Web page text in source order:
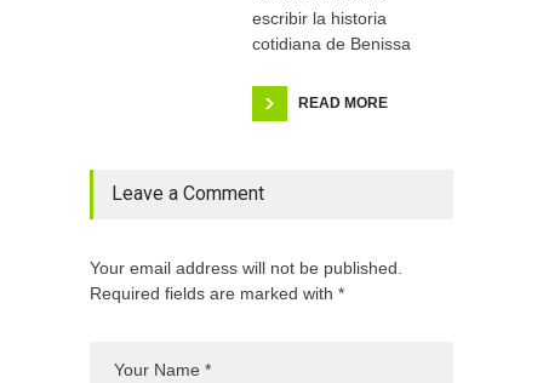
escribir la historia
cotidiana de Benissa
READ MORE
Leave a Comment
Your email address will not be published.
Required fields are marked with *